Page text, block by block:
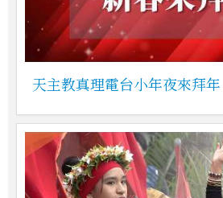
天主教真理電台小年夜來拜年